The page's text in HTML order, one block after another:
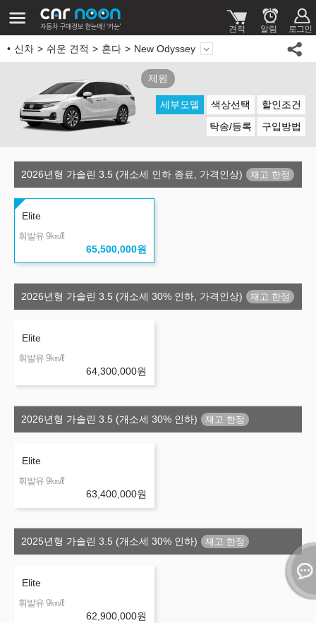
신차 쉬운 견적 혼다 New Odyssey
제원
세부모델 색상선택
할인조건
탁송/등록
구입방법
2026년형 가솔린 3.5 (개소세 인하 종료, 가격인상)
Elite
휘발유 9㎞/ℓ
65,500,000원
2026년형 가솔린 3.5 (개소세 30% 인하, 가격인상)
Elite
휘발유 9㎞/ℓ
64,300,000원
2026년형 가솔린 3.5 (개소세 30% 인하)
Elite
휘발유 9㎞/ℓ
63,400,000원
2025년형 가솔린 3.5 (개소세 30% 인하)
Elite
휘발유 9㎞/ℓ
62,900,000원